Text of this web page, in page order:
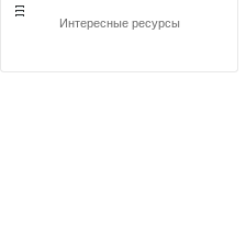
Интересные ресурсы